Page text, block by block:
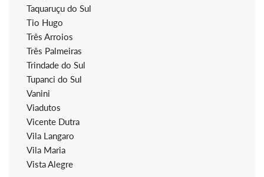
Taquaruçu do Sul
Tio Hugo
Três Arroios
Três Palmeiras
Trindade do Sul
Tupanci do Sul
Vanini
Viadutos
Vicente Dutra
Vila Langaro
Vila Maria
Vista Alegre